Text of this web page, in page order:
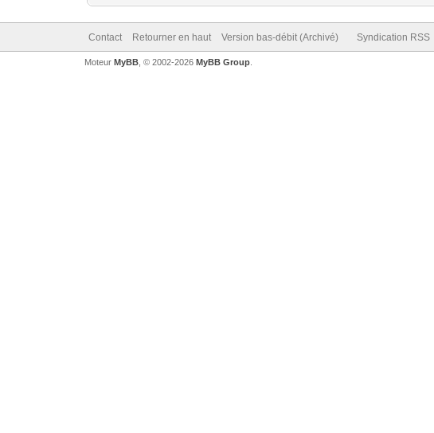
Contact Retourner en haut Version bas-débit (Archivé) Syndication RSS
Moteur MyBB, © 2002-2026 MyBB Group.